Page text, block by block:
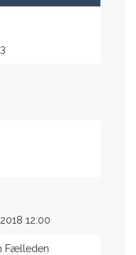
12:00
Fælleden